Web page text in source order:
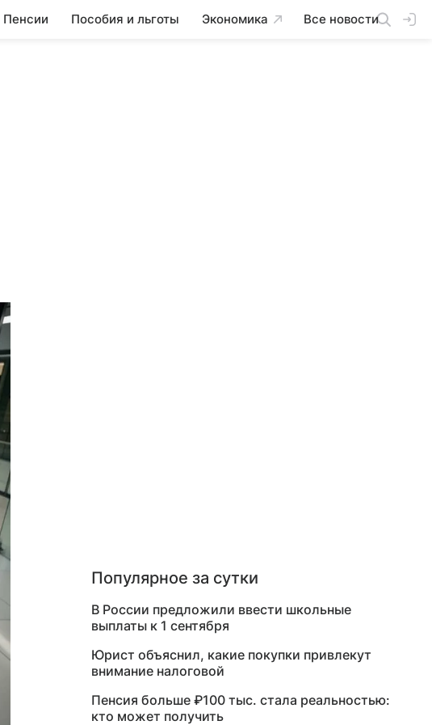
Пенсии Пособия и льготы Экономика Все новости
Популярное за сутки
В России предложили ввести школьные
выплаты к 1 сентября
Юрист объяснил, какие покупки привлекут
внимание налоговой
Пенсия больше ₽100 тыс. стала реальностью:
кто может получить